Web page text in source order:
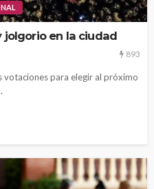
en la ciudad
893
votaciones para elegir al próximo